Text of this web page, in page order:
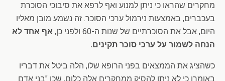
מחקרים שהראו כי ניתן למנוע ואף לרפא את סיבוכי הסוכרת
בעכברים, באמצעות נירמול ערכי הסוכר. זה נשמע מובן מאליו
היום, אבל את הסוכרתיים של שנות ה-60 ולפני כן,
אף אחד לא
הנחה לשמור על ערכי סוכר תקינים.
כשהציג את הממצאים בפני הרופא שלו, הלה ביטל את דבריו
באומרו כי לא ניתן להסיק ממחקרים אלה כלום, שכן "בני אדם